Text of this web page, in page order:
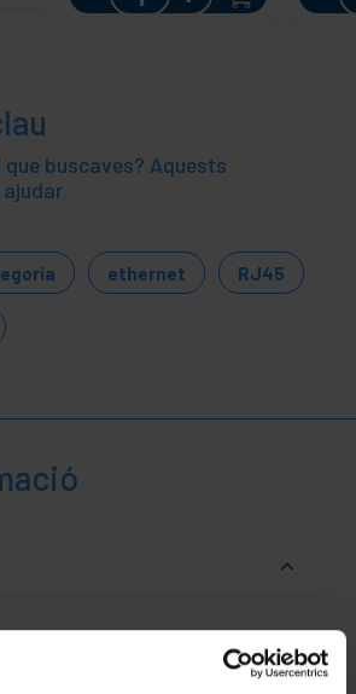
buscaves? Aquests
ethernet RJ45
de color gris que permet tant la